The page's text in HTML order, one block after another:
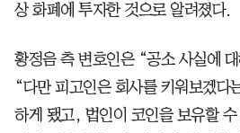
상 화폐에 투자한 것으로 알려졌다.
황정음 측 변호인은 “공소 사실에
“다만 피고인은 회사를 키워보겠다
하게 됐고, 법인이 코인을 보유할 수